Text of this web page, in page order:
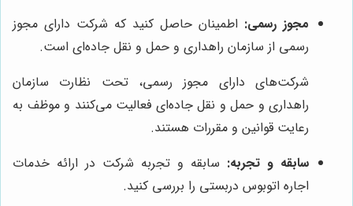
مجوز رسمی: اطمینان حاصل کنید که شرکت دارای مجوز
رسمی از سازمان راهداری و حمل و نقل جاده‌ای است.
شرکت‌های دارای مجوز رسمی، تحت نظارت سازمان
راهداری و حمل و نقل جاده‌ای فعالیت می‌کنند و موظف به
رعایت قوانین و مقررات هستند.
سابقه و تجربه: سابقه و تجربه شرکت در ارائه خدمات
اجاره اتوبوس دربستی را بررسی کنید.